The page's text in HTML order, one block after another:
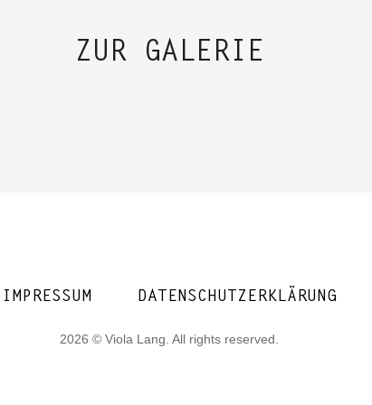
ZUR GALERIE
IMPRESSUM DATENSCHUTZERKLÄRUNG
2026 © Viola Lang. All rights reserved.